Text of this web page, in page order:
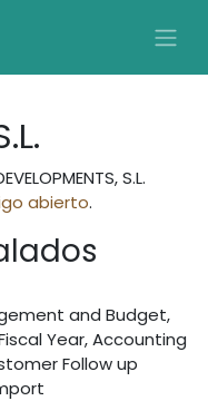
S.L.
abierto.
and Budget,
Year, Accounting
Follow up